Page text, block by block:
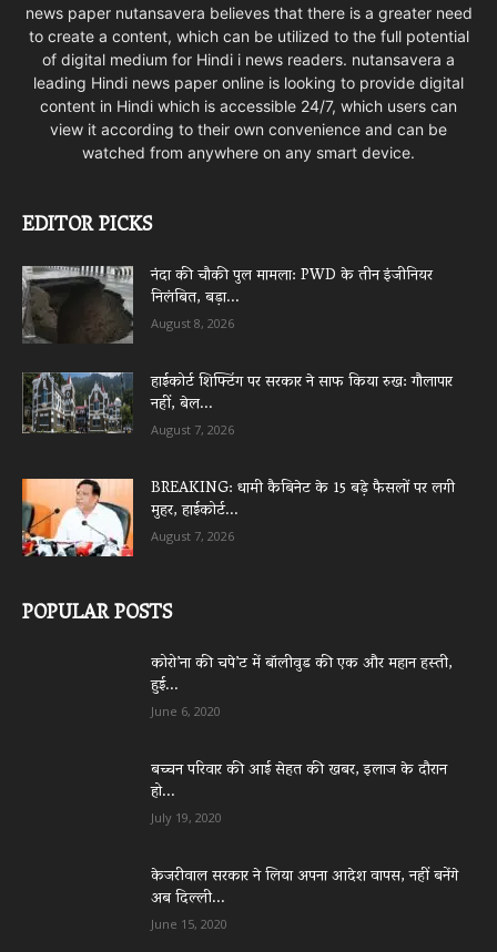
news paper nutansavera believes that there is a greater need
to create a content, which can be utilized to the full potential
of digital medium for Hindi i news readers. nutansavera a
leading Hindi news paper online is looking to provide digital
content in Hindi which is accessible 24/7, which users can
view it according to their own convenience and can be
watched from anywhere on any smart device.
EDITOR PICKS
नंदा की चौकी पुल मामला: PWD के तीन इंजीनियर
निलंबित, बड़ा...
August 8, 2026
हाईकोर्ट शिफ्टिंग पर सरकार ने साफ किया रुख: गौलापार
नहीं, बेल...
August 7, 2026
BREAKING: धामी कैबिनेट के 15 बड़े फैसलों पर लगी
मुहर, हाईकोर्ट...
August 7, 2026
POPULAR POSTS
कोरो’ना की चपे’ट में बॉलीवुड की एक और महान हस्ती,
हुई...
June 6, 2020
बच्चन परिवार की आई सेहत की खबर, इलाज के दौरान
हो...
July 19, 2020
केजरीवाल सरकार ने लिया अपना आदेश वापस, नहीं बनेंगे
अब दिल्ली...
June 15, 2020